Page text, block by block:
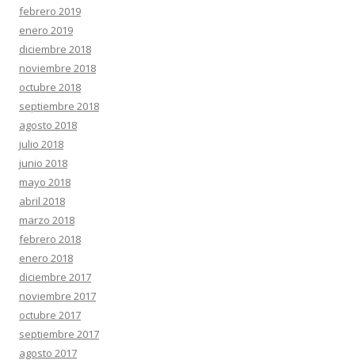
febrero 2019
enero 2019
diciembre 2018
noviembre 2018
octubre 2018
septiembre 2018
agosto 2018
julio 2018
junio 2018
mayo 2018
abril 2018
marzo 2018
febrero 2018
enero 2018
diciembre 2017
noviembre 2017
octubre 2017
septiembre 2017
agosto 2017